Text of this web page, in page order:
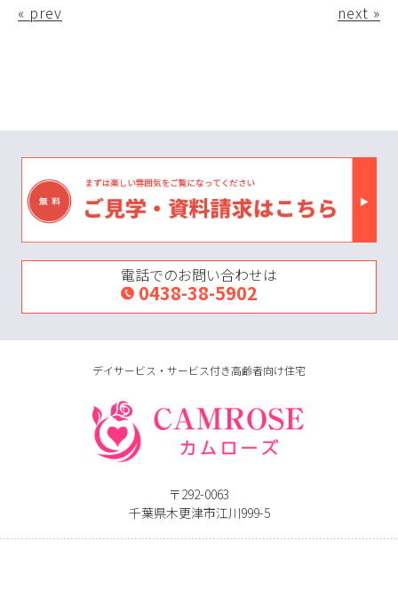
« prev next »
電話でのお問い合わせは
0438-38-5902
デイサービス・サービス付き高齢者向け住宅
〒292-0063
千葉県木更津市江川999-5